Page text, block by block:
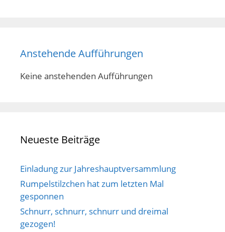
Anstehende Aufführungen
Keine anstehenden Aufführungen
Neueste Beiträge
Einladung zur Jahreshauptversammlung
Rumpelstilzchen hat zum letzten Mal
gesponnen
Schnurr, schnurr, schnurr und dreimal
gezogen!